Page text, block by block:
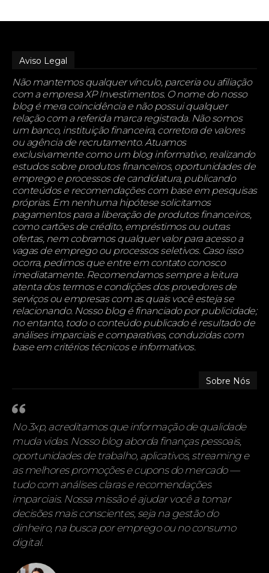
Aviso Legal
Não mantemos qualquer vínculo, parceria ou afiliação
com a empresa XP Investimentos. O nome do nosso
blog é mera coincidência e não possui qualquer
relação com a referida marca registrada. Não somos
um banco, instituição financeira, corretora de valores
ou agência de recrutamento. Atuamos
exclusivamente como um blog informativo, realizando
estudos sobre produtos financeiros, oportunidades de
emprego e processos de candidatura, publicando
conteúdos e recomendações com base em pesquisas
próprias. Em nenhuma hipótese solicitamos
pagamentos para a liberação de produtos financeiros,
como cartões de crédito, empréstimos ou outras
ofertas, nem cobramos qualquer valor para acesso a
vagas de emprego ou processos seletivos. Caso isso
ocorra, pedimos que entre em contato conosco
imediatamente. Recomendamos sempre a leitura
atenta dos termos e condições dos provedores de
serviços ou empresas com as quais você esteja se
relacionando. Nosso blog é financiado por publicidade;
no entanto, todo o conteúdo publicado é resultado de
análises imparciais e comparativas, conduzidas com
base em critérios técnicos e informativos.
Sobre Nós
No 3xp, acreditamos que informação de qualidade
muda vidas. Nosso blog aborda finanças pessoais,
oportunidades de trabalho, aplicativos, streaming e
as melhores promoções e cupons do mercado —
tudo com análises claras e recomendações
imparciais. Nossa missão é ajudar você a tomar
decisões mais conscientes, seja na gestão do
dinheiro, na busca por emprego ou no consumo
digital.